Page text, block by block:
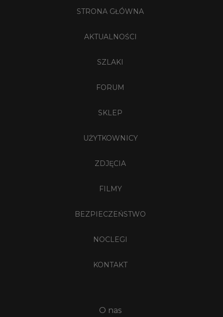
STRONA GŁÓWNA
AKTUALNOŚCI
SZLAKI
FORUM
SKLEP
UŻYTKOWNICY
ZDJĘCIA
FILMY
BEZPIECZEŃSTWO
NOCLEGI
KONTAKT
O nas